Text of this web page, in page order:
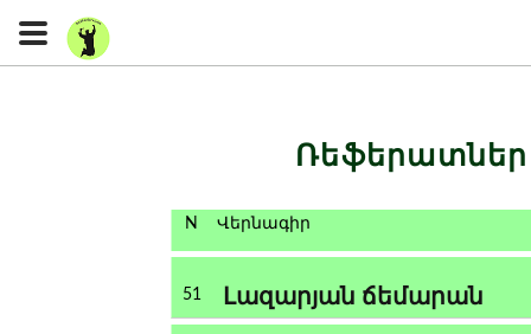
N Վերնագիր
51 Լազարյան ճեմարան